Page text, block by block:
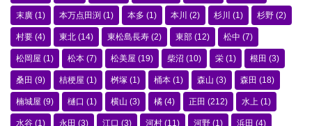
末廣 (1) 本万点田渕 (1) 本多 (1) 本川 (2) 杉川 (1) 杉野 (2)
村要 (4) 東北 (14) 東松島長寿 (2) 東部 (12) 松中 (7)
松岡屋 (1) 松本 (7) 松美屋 (19) 柴沼 (10) 栄 (1) 根田 (3)
桑田 (9) 桔梗屋 (1) 桝塚 (1) 桶本 (1) 森山 (3) 森田 (18)
楠城屋 (9) 樋口 (1) 横山 (3) 橘 (4) 正田 (212) 水上 (1)
水谷 (1) 永田 (3) 江口 (3) 河村 (11) 河野 (1) 浜田 (4)